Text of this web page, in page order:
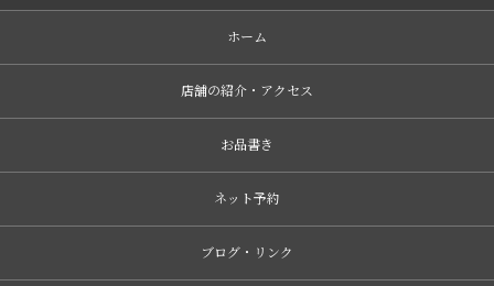
ホーム
店舗の紹介・アクセス
お品書き
ネット予約
ブログ・リンク